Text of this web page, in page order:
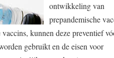
ontwikkeling van
prepandemische
kunnen deze preventief
gebruikt en de eisen voor